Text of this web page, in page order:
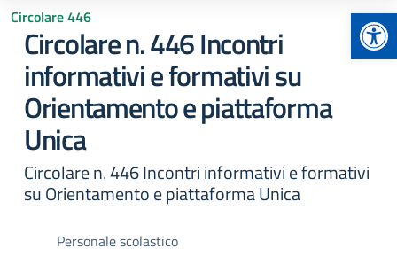
Circolare 446
Circolare n. 446 Incontri
informativi e formativi su
Orientamento e piattaforma
Unica
Circolare n. 446 Incontri informativi e formativi
su Orientamento e piattaforma Unica
Personale scolastico